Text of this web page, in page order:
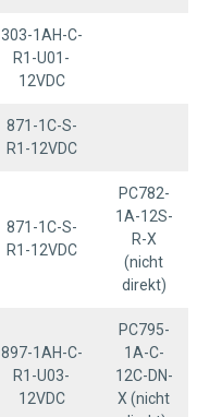
303-1AH-C-
R1-U01-
12VDC
871-1C-S-
R1-12VDC
871-1C-S-
R1-12VDC
PC782-
1A-12S-
R-X
(nicht
direkt)
897-1AH-C-
R1-U03-
12VDC
PC795-
1A-C-
12C-DN-
X (nicht